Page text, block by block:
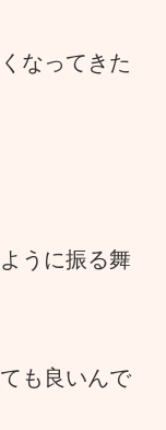
なってきた
うに振る舞
も良いんで